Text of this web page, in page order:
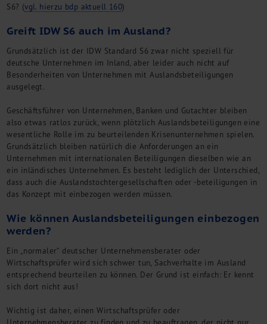
S6? (vgl. hierzu bdp aktuell 160)
Greift IDW S6 auch im Ausland?
Grundsätzlich ist der IDW Standard S6 zwar nicht speziell für
deutsche Unternehmen im Inland, aber leider auch nicht auf
Besonderheiten von Unternehmen mit Auslandsbeteiligungen
ausgelegt.
Geschäftsführer von Unternehmen, Banken und Gutachter bleiben
also etwas ratlos zurück, wenn plötzlich Auslandsbeteiligungen eine
wesentliche Rolle im zu beurteilenden Krisenunternehmen spielen.
Grundsätzlich bleiben natürlich die Anforderungen an ein
Unternehmen mit internationalen Beteiligungen dieselben wie an
ein inländisches Unternehmen. Es besteht lediglich der Unterschied,
dass auch die Auslandstochtergesellschaften oder -beteiligungen in
das Konzept mit einbezogen werden müssen.
Wie können Auslandsbeteiligungen einbezogen
werden?
Ein „normaler“ deutscher Unternehmensberater oder
Wirtschaftsprüfer wird sich schwer tun, Sachverhalte im Ausland
entsprechend beurteilen zu können. Der Grund ist einfach: Er kennt
sich dort nicht aus!
Wichtig ist daher, einen Wirtschaftsprüfer oder
Unternehmensberater zu finden und zu beauftragen, der nicht nur